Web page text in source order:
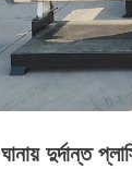
ঘানায় দুর্দান্ত